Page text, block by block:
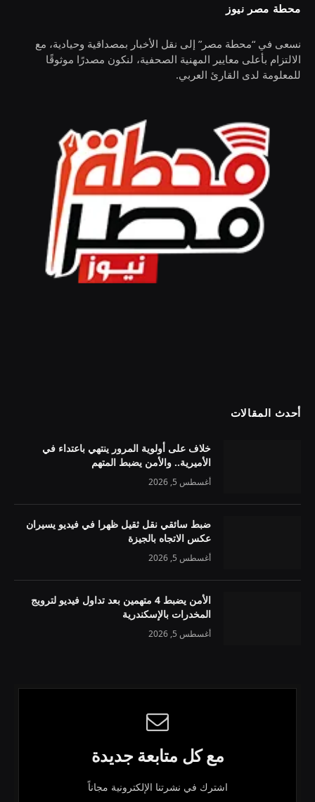
محطة مصر نيوز
نسعى في “محطة مصر” إلى نقل الأخبار بمصداقية وحيادية، مع
الالتزام بأعلى معايير المهنية الصحفية، لنكون مصدرًا موثوقًا
للمعلومة لدى القارئ العربي.
أحدث المقالات
خلاف على أولوية المرور ينتهي باعتداء في
الأميرية.. والأمن يضبط المتهم
أغسطس 5, 2026
ضبط سائقي نقل ثقيل ظهرا في فيديو يسيران
عكس الاتجاه بالجيزة
أغسطس 5, 2026
الأمن يضبط 4 متهمين بعد تداول فيديو لترويج
المخدرات بالإسكندرية
أغسطس 5, 2026
مع كل متابعة جديدة
اشترك في نشرتنا الإلكترونية مجاناً